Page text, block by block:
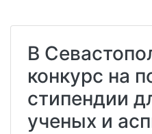
В
конкурс на
стипендии
ученых и